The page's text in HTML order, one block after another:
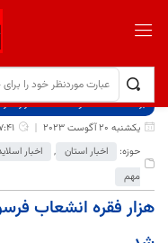
برگ نخست نوشته‌ها
هزار
یکشنبه 20 آگوست 2023
7:41
حوزه:
اخبار استان , اخبار
مهم
هزار فقره انشعاب